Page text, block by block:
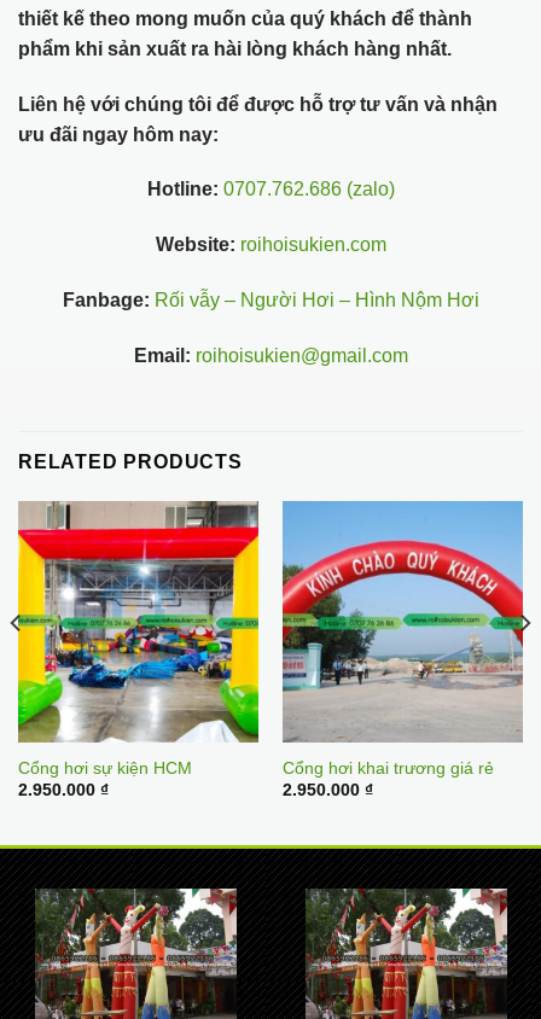
thiết kế theo mong muốn của quý khách để thành
phẩm khi sản xuất ra hài lòng khách hàng nhất.
Liên hệ với chúng tôi để được hỗ trợ tư vấn và nhận
ưu đãi ngay hôm nay:
Hotline: 0707.762.686 (zalo)
Website: roihoisukien.com
Fanbage: Rối vẫy – Người Hơi – Hình Nộm Hơi
Email: roihoisukien@gmail.com
RELATED PRODUCTS
Cổng hơi sự kiện HCM
2.950.000 ₫
Cổng hơi khai trương giá rẻ
2.950.000 ₫